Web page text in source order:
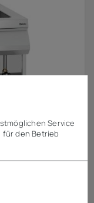
Service
für den Betrieb